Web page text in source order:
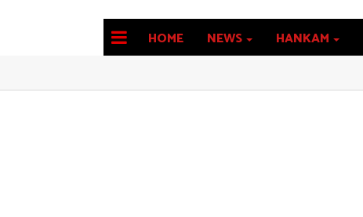
HOME NEWS HANKAM